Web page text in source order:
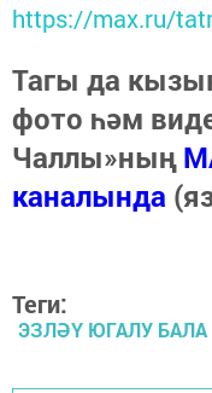
https://max.ru/
Тагы да
фото һәм
Чаллы»ның
каналында
Теги:
ЭЗЛӘҮ ЮГАЛУ